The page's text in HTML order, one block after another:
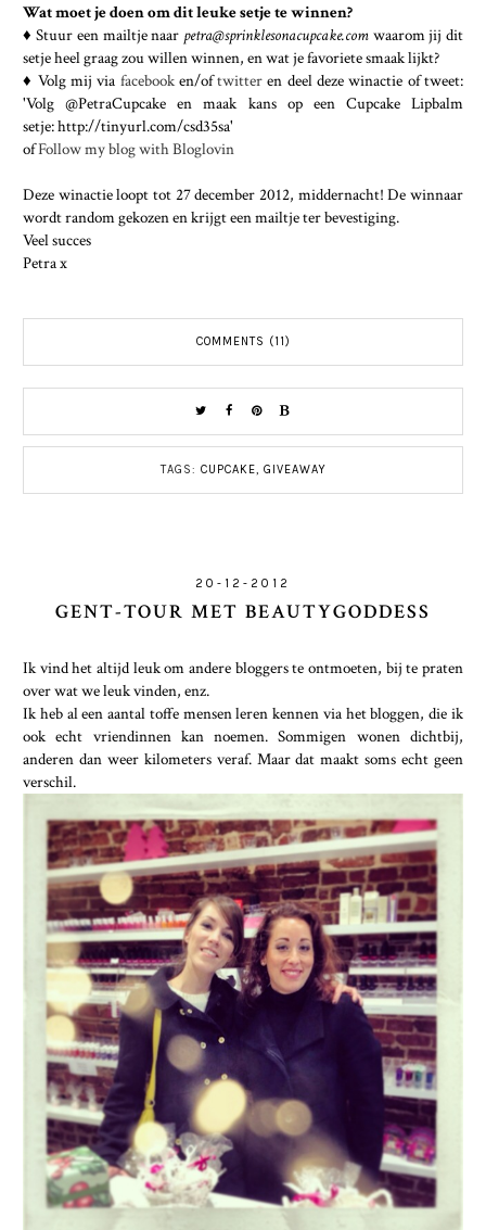
Wat moet je doen om dit leuke setje te winnen?
♦ Stuur een mailtje naar petra@sprinklesonacupcake.com waarom jij dit
setje heel graag zou willen winnen, en wat je favoriete smaak lijkt?
♦ Volg mij via facebook en/oftwitteren deel deze winactie of tweet:
'Volg @PetraCupcake en maak kans op een Cupcake Lipbalm
setje:http://tinyurl.com/csd35sa'
ofFollow my blog with Bloglovin
Deze winactie loopt tot 27 december 2012, middernacht! De winnaar
wordt random gekozen en krijgt een mailtje ter bevestiging.
Veel succes
Petra x
COMMENTS (11)
TAGS: CUPCAKE, GIVEAWAY
20-12-2012
GENT-TOUR MET BEAUTYGODDESS
Ik vind het altijd leuk om andere bloggers te ontmoeten, bij te praten
over wat we leuk vinden, enz.
Ik heb al een aantal toffe mensen leren kennen via het bloggen, die ik
ook echt vriendinnen kan noemen. Sommigen wonen dichtbij,
anderen dan weer kilometers veraf. Maar dat maakt soms echt geen
verschil.